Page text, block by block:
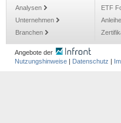
Analysen
Unternehmen
Branchen
ETF
Angebote der
Nutzungshinweise
Datenschutz